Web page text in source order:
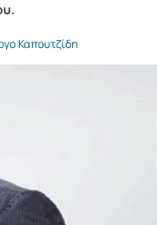
Καπουτζίδη